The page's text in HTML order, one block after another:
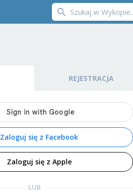
REJESTRACJA
Zaloguj się z Facebook
Zaloguj się z Apple
LUB